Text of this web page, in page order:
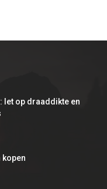
let op draaddikte en